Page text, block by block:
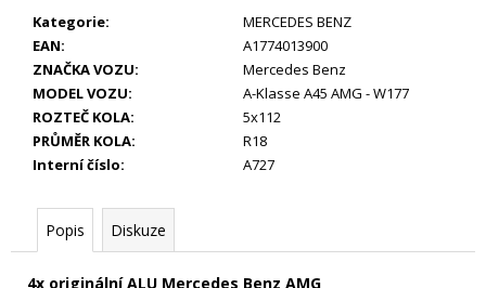
Kategorie:
MERCEDES BENZ
EAN:
A1774013900
ZNAČKA VOZU:
Mercedes Benz
MODEL VOZU:
A-Klasse A45 AMG - W177
ROZTEČ KOLA:
5x112
PRŮMĚR KOLA:
R18
Interní číslo: A727
Popis Diskuze
4x originální ALU Mercedes Benz AMG